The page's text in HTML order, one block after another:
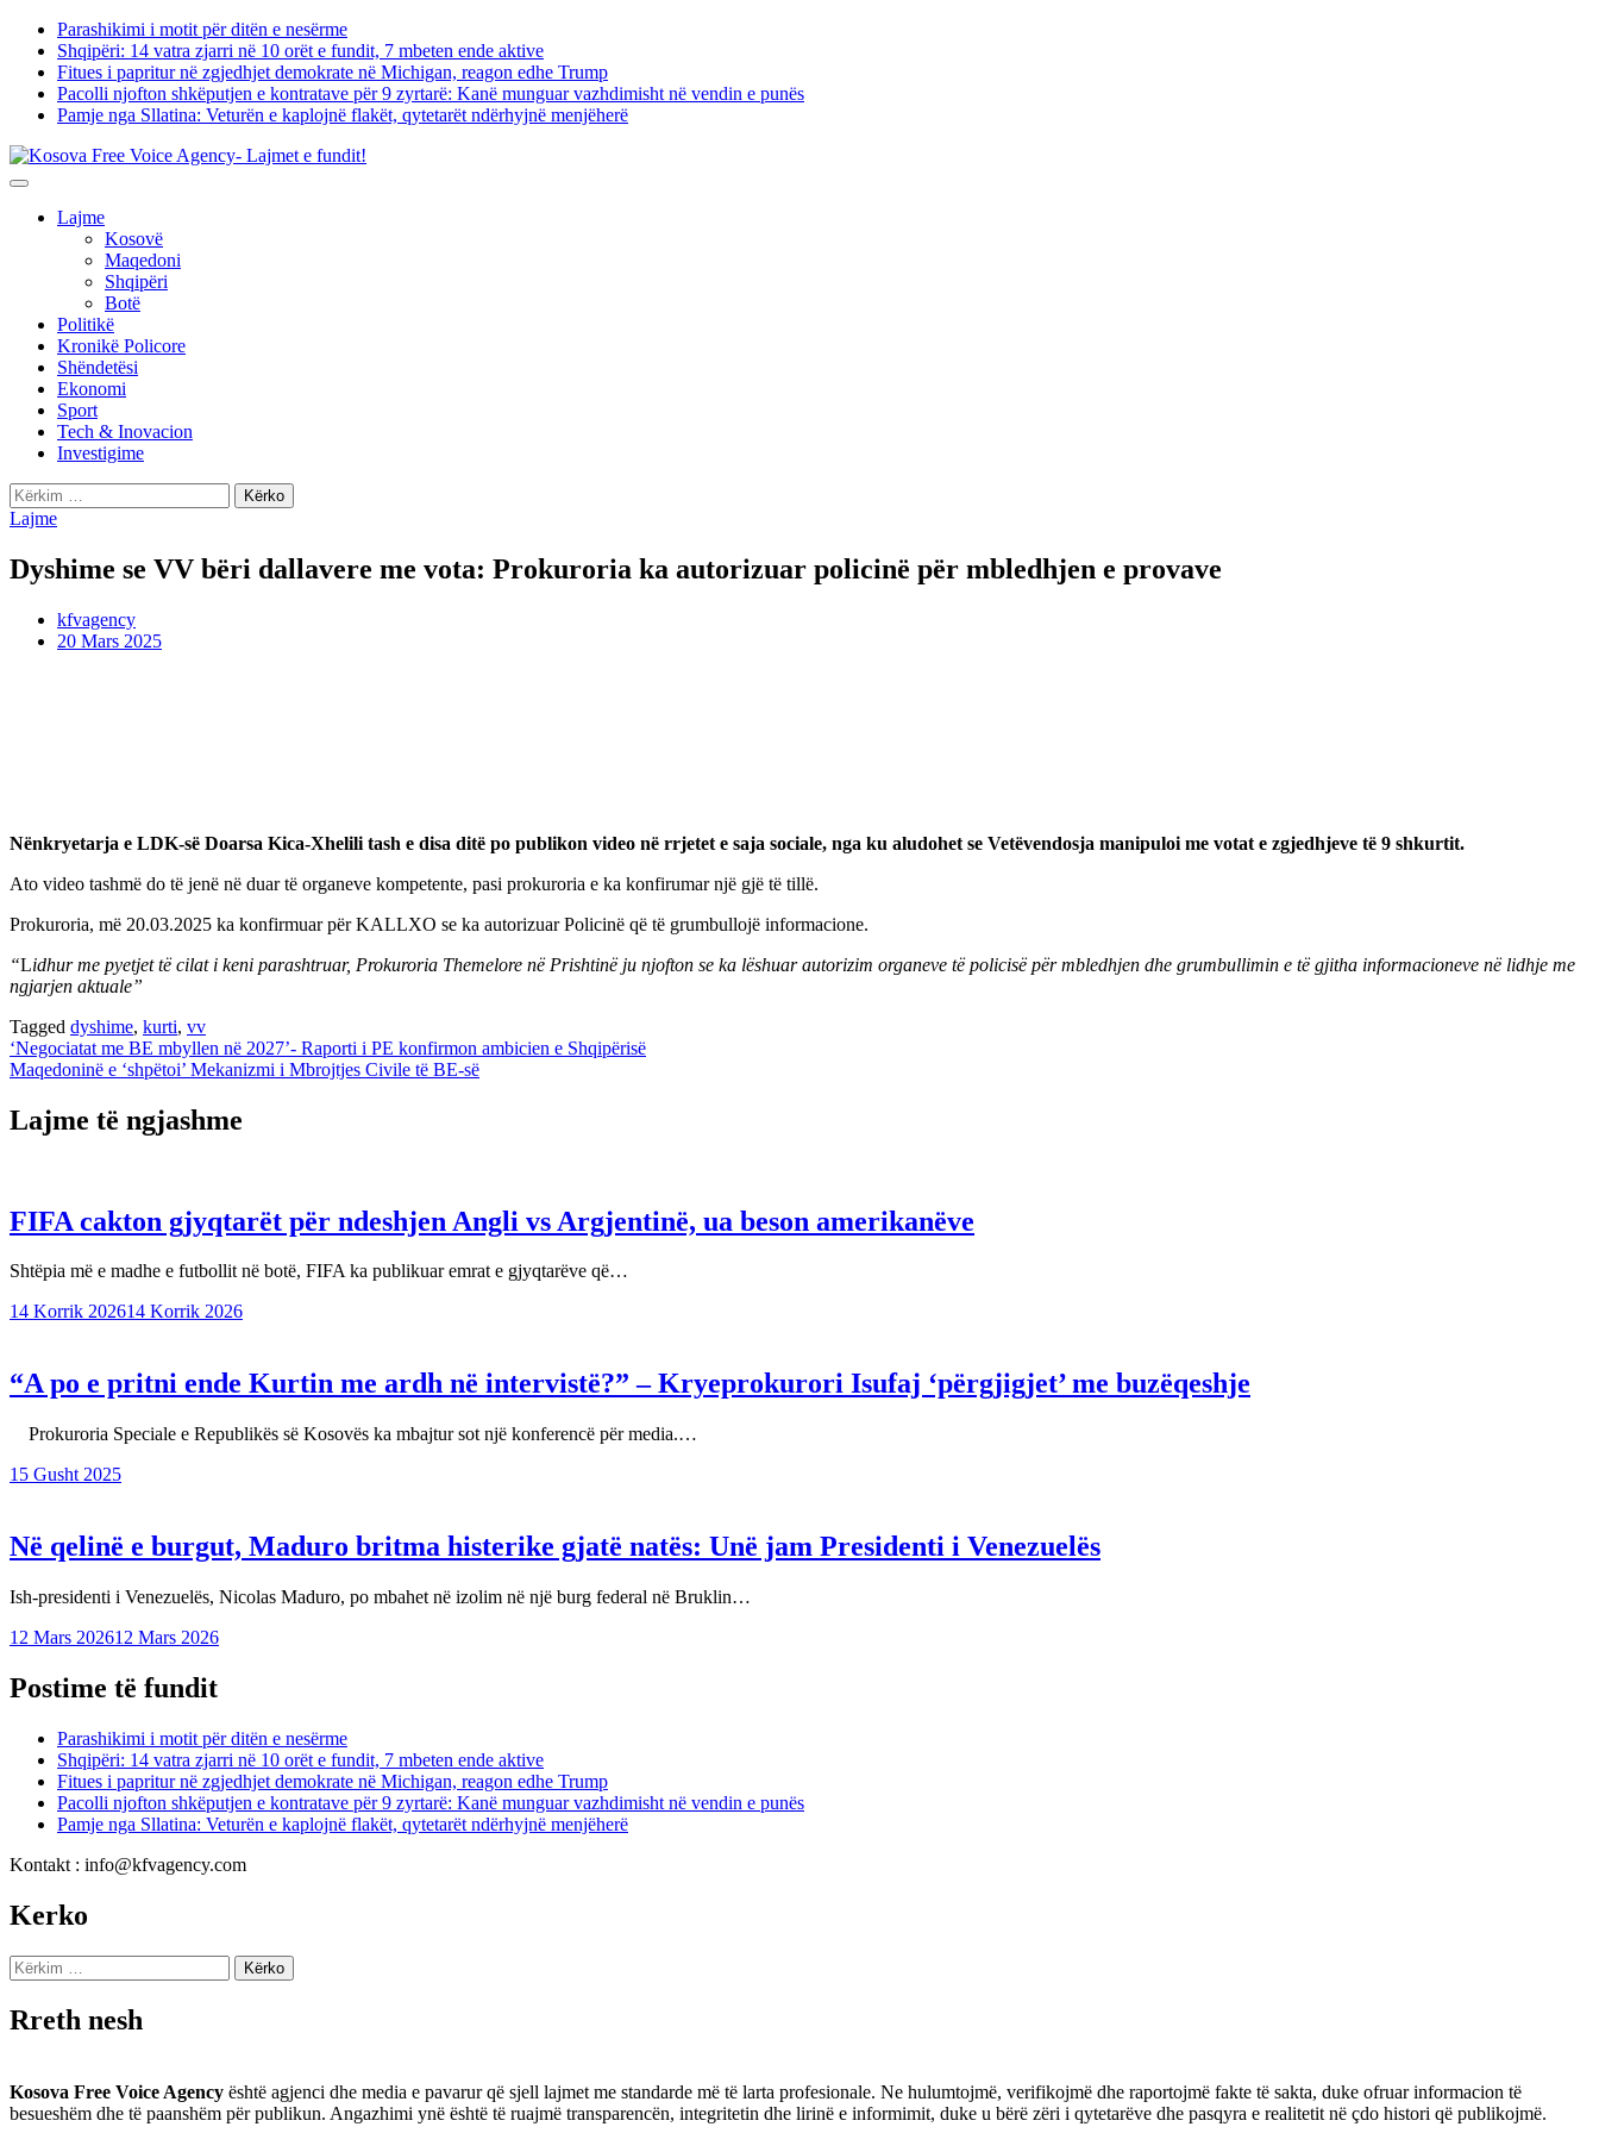
Skip
content
Parashikimi i motit për ditën e nesërme
Shqipëri: 14 vatra zjarri në 10 orët e fundit, 7 mbeten ende aktive
Fitues i papritur në zgjedhjet demokrate në Michigan, reagon edhe Trump
Pacolli njofton shkëputjen e kontratave për 9 zyrtarë: Kanë munguar vazhdimisht në vendin e punës
Pamje nga Sllatina: Veturën e kaplojnë flakët, qytetarët ndërhyjnë menjëherë
Lajme
Kosovë
Maqedoni
Shqipëri
Botë
Politikë
Kronikë Policore
Shëndetësi
Ekonomi
Sport
Tech & Inovacion
Investigime
Kërko
për:
Lajme
Dyshime se VV bëri dallavere me vota: Prokuroria ka autorizuar policinë për mbledhjen e provave
kfvagency
20 Mars 2025
Nënkryetarja e LDK-së Doarsa Kica-Xhelili tash e disa ditë po publikon video në rrjetet e saja sociale, nga ku aludohet se Vetëvendosja manipuloi me votat e zgjedhjeve të 9 shkurtit.
Ato video tashmë do të jenë në duar të organeve kompetente, pasi prokuroria e ka konfirumar një gjë të tillë.
Prokuroria, më 20.03.2025 ka konfirmuar për KALLXO se ka autorizuar Policinë që të grumbullojë informacione.
“Lidhur me pyetjet të cilat i keni parashtruar, Prokuroria Themelore në Prishtinë ju njofton se ka lëshuar autorizim organeve të policisë për mbledhjen dhe grumbullimin e të gjitha informacioneve në lidhje me
ngjarjen aktuale”
Tagged dyshime, kurti, vv
Lëvizje
te
postimet
‘Negociatat me BE mbyllen në 2027’- Raporti i PE konfirmon ambicien e Shqipërisë
Maqedoninë e ‘shpëtoi’ Mekanizmi i Mbrojtjes Civile të BE-së
Lajme të ngjashme
FIFA cakton gjyqtarët për ndeshjen Angli vs Argjentinë, ua beson amerikanëve
Shtëpia më e madhe e futbollit në botë, FIFA ka publikuar emrat e gjyqtarëve që…
14 Korrik 202614 Korrik 2026
“A po e pritni ende Kurtin me ardh në intervistë?” – Kryeprokurori Isufaj ‘përgjigjet’ me buzëqeshje
Prokuroria Speciale e Republikës së Kosovës ka mbajtur sot një konferencë për media.…
15 Gusht 2025
Në qelinë e burgut, Maduro britma histerike gjatë natës: Unë jam Presidenti i Venezuelës
Ish-presidenti i Venezuelës, Nicolas Maduro, po mbahet në izolim në një burg federal në Bruklin…
12 Mars 202612 Mars 2026
Postime të fundit
Parashikimi i motit për ditën e nesërme
Shqipëri: 14 vatra zjarri në 10 orët e fundit, 7 mbeten ende aktive
Fitues i papritur në zgjedhjet demokrate në Michigan, reagon edhe Trump
Pacolli njofton shkëputjen e kontratave për 9 zyrtarë: Kanë munguar vazhdimisht në vendin e punës
Pamje nga Sllatina: Veturën e kaplojnë flakët, qytetarët ndërhyjnë menjëherë
Kontakt : info@kfvagency.com
Kerko
Kërko
për:
Rreth nesh
Kosova Free Voice Agency është agjenci dhe media e pavarur që sjell lajmet me standarde më të larta profesionale. Ne hulumtojmë, verifikojmë dhe raportojmë fakte të sakta, duke ofruar informacion të
besueshëm dhe të paanshëm për publikun. Angazhimi ynë është të ruajmë transparencën, integritetin dhe lirinë e informimit, duke u bërë zëri i qytetarëve dhe pasqyra e realitetit në çdo histori që publikojmë.